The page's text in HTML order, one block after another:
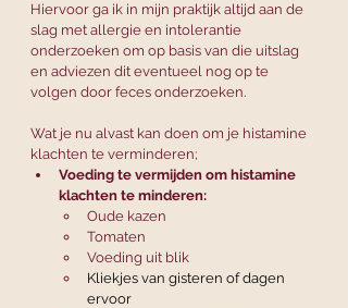
Hiervoor ga ik in mijn praktijk altijd aan de
slag met allergie en intolerantie
onderzoeken om op basis van die uitslag
en adviezen dit eventueel nog op te
volgen door feces onderzoeken.
Wat je nu alvast kan doen om je histamine
klachten te verminderen;
Voeding te vermijden om histamine
klachten te minderen:
Oude kazen
Tomaten
Voeding uit blik
Kliekjes van gisteren of dagen
ervoor